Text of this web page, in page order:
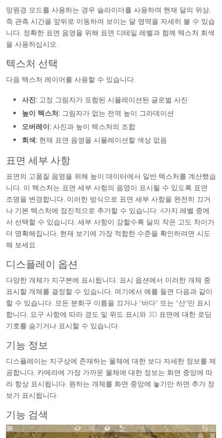
망원경 모드를 사용하는 경우 슬라이더를 사용하여 현재 달의 위상,
즉 관측 시간을 앞뒤로 이동하여 보이는 달 영역을 자세히 볼 수 있습
니다. 정확한 표면 음영을 위해 표면 디테일 레벨과 함께 텍스처 회색
을 사용하십시오.
텍스처 선택
다음 텍스처 레이어를 사용할 수 있습니다.
사진: 고정 그림자가 포함된 시뮬레이션된 글로벌 사진
높이 텍스처: 그림자가 없는 전역 높이 그라데이션
오버레이: 사진과 높이 텍스처의 조합
회색: 현재 표면 음영을 시뮬레이션할 색상 없음
표면 세부 사항
표면의 고품질 음영을 위해 높이 데이터에서 일반 텍스처를 계산했습
니다. 이 텍스처는 표면 세부 사항의 음영이 표시될 수 있도록 표면
조명을 변경합니다. 이러한 방식으로 표면 세부 사항을 완전히 끄거
나 기본 텍스처에 점진적으로 추가할 수 있습니다. 4가지 레벨 중에
서 선택할 수 있습니다. 세부 사항이 강할수록 달의 작은 고도 차이가
더 명확해집니다. 현재 보기에 가장 적합한 수준을 확인하려면 시도
해 보세요.
디스플레이 옵션
다양한 개체가 지구본에 표시됩니다. 표시 옵션에서 이러한 개체 중
표시할 개체를 결정할 수 있습니다. 여기에서 예를 들면 다음과 같이
할 수 있습니다. 모든 분화구 이름을 끄거나 "바다" 또는 "산"만 표시
합니다. 요구 사항에 따라 경도 및 위도 표시와 3D 표면에 대한 로딩
기호를 숨기거나 표시할 수 있습니다.
기능 정보
디스플레이는 지구상에 존재하는 물체에 대한 보다 자세한 정보를 제
공합니다. 카메라에 가장 가까운 물체에 대한 정보는 화면 중앙에 따
라 항상 표시됩니다. 원하는 개체를 화면 중앙에 놓기만 하면 추가 정
보가 표시됩니다.
기능 검색